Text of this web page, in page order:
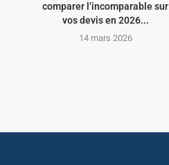
comparer l’incomparable sur
vos devis en 2026...
14 mars 2026